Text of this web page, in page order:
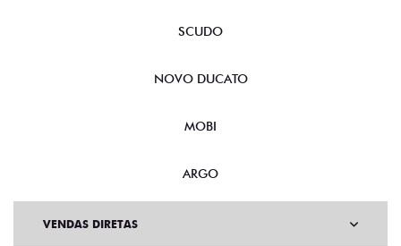
SCUDO
NOVO DUCATO
MOBI
ARGO
VENDAS DIRETAS